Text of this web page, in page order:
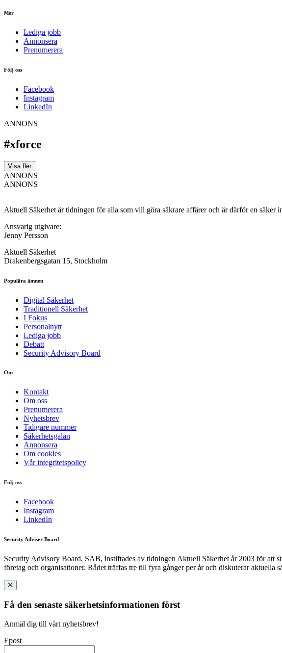
Mer
Lediga jobb
Annonsera
Prenumerera
Följ oss
Facebook
Instagram
LinkedIn
ANNONS
#xforce
Visa fler
ANNONS
ANNONS
Aktuell Säkerhet är tidningen för alla som vill göra säkrare affärer och är därför en
Ansvarig utgivare:
Jenny Persson
Aktuell Säkerhet
Drakenbergsgatan 15, Stockholm
Populära ämnen
Digital Säkerhet
Traditionell Säkerhet
I Fokus
Personalnytt
Lediga jobb
Debatt
Security Advisory Board
Om
Kontakt
Om oss
Prenumerera
Nyhetsbrev
Tidigare nummer
Säkerhetsgalan
Annonsera
Om cookies
Vår integritetspolicy
Följ oss
Facebook
Instagram
LinkedIn
Security Adviser Board
Security Advisory Board, SAB, instiftades av tidningen Aktuell Säkerhet år 2003 för att
företag och organisationer. Rådet träffas tre till fyra gånger per år och diskuterar aktuella
Få den senaste säkerhetsinformationen först
Anmäl dig till vårt nyhetsbrev!
Epost